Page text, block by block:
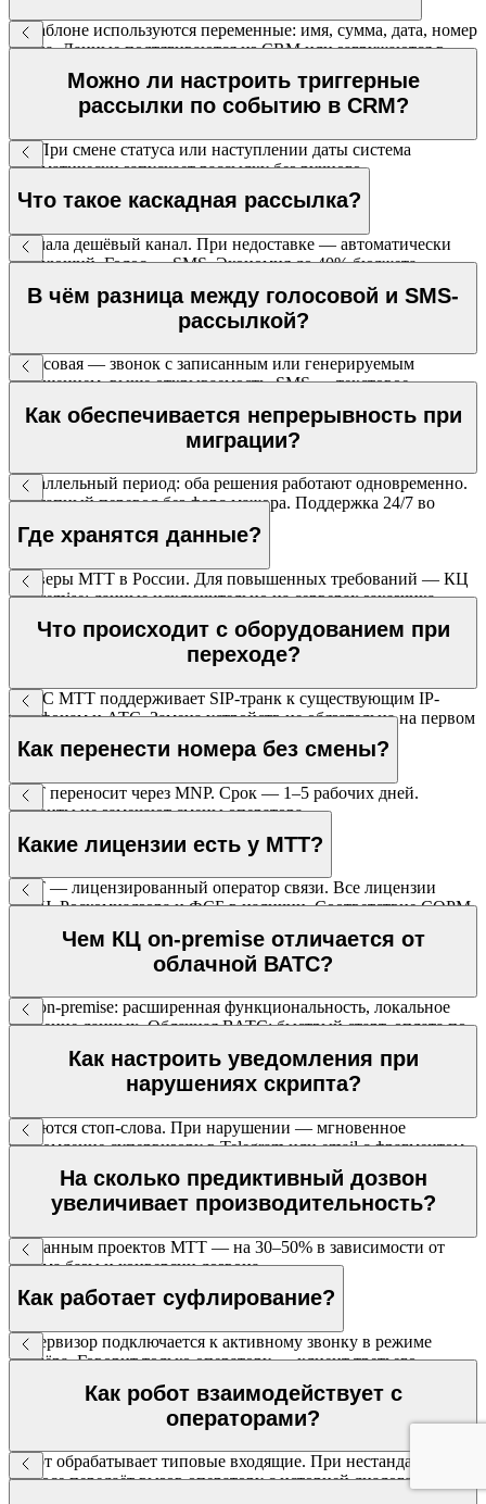
В шаблоне используются переменные: имя, сумма, дата, номер
заказа. Данные подтягиваются из CRM или загружаются в
Можно ли настроить триггерные
рассылки по событию в CRM?
Да. При смене статуса или наступлении даты система
автоматически запускает рассылку без ручного
вмешательства.
Что такое каскадная рассылка?
Сначала дешёвый канал. При недоставке — автоматически
следующий. Голос → SMS. Экономия до 40% бюджета.
В чём разница между голосовой и SMS-
рассылкой?
Голосовая — звонок с записанным или генерируемым
сообщением, выше открываемость. SMS — текстовое
сообщение, остаётся у клиента. Каскад сочетает оба канала.
Как обеспечивается непрерывность при
миграции?
Параллельный период: оба решения работают одновременно.
Поэтапный перевод без форс-мажора. Поддержка 24/7 во
время перехода.
Где хранятся данные?
Серверы МТТ в России. Для повышенных требований — КЦ
on-premise: данные исключительно на серверах заказчика.
Что происходит с оборудованием при
переходе?
ВАТС МТТ поддерживает SIP-транк к существующим IP-
телефонам и АТС. Замена устройств не обязательна на первом
этапе.
Как перенести номера без смены?
МТТ переносит через MNP. Срок — 1–5 рабочих дней.
Клиенты не замечают смены оператора.
Какие лицензии есть у МТТ?
МТТ — лицензированный оператор связи. Все лицензии
ГКРЧ, Роскомнадзора и ФСБ в наличии. Соответствие СОРМ
Чем КЦ on-premise отличается от
облачной ВАТС?
КЦ on-premise: расширенная функциональность, локальное
хранение данных. Облачная ВАТС: быстрый старт, оплата по
Как настроить уведомления при
нарушениях скрипта?
Задаются стоп-слова. При нарушении — мгновенное
уведомление супервизору в Telegram или email с фрагментом
записи.
На сколько предиктивный дозвон
увеличивает производительность?
По данным проектов МТТ — на 30–50% в зависимости от
объёма базы и конверсии дозвона.
Как работает суфлирование?
Супервизор подключается к активному звонку в режиме
суфлёра. Говорит только оператору — клиент третьего
участника не слышит.
Как робот взаимодействует с
операторами?
Робот обрабатывает типовые входящие. При нестандартном
запросе передаёт вызов оператору с историей диалога.